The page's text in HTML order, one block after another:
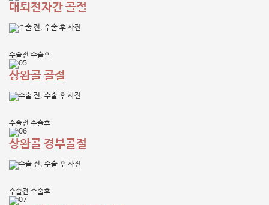
대퇴전자간 골절
수술전 수술후
상완골 골절
수술전 수술후
상완골 경부골절
수술전 수술후